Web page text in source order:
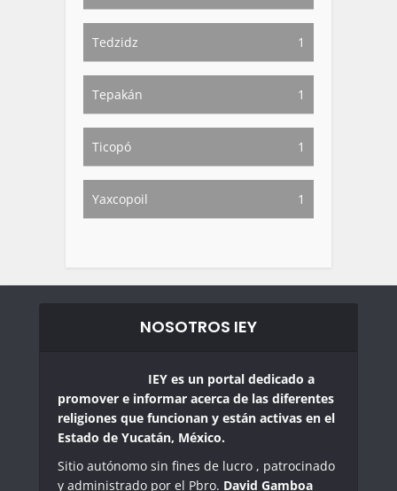
Tedzidz 1
Tepakán 1
Ticopó 1
Yaxcopoil 1
NOSOTROS IEY
IEY es un portal dedicado a
promover e informar acerca de las diferentes
religiones que funcionan y están activas en el
Estado de Yucatán, México.
Sitio autónomo sin fines de lucro , patrocinado
y administrado por el Pbro. David Gamboa